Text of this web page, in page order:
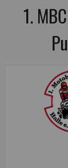
1.